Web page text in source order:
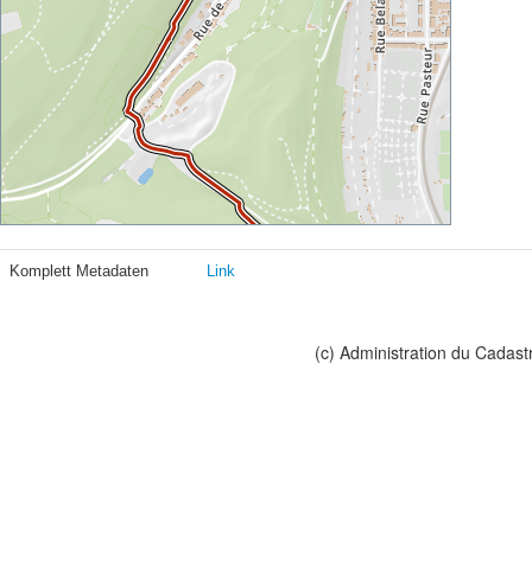
Komplett Metadaten Link
(c) Administration du